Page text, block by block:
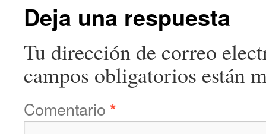
Deja una respuesta
Tu dirección de correo
campos obligatorios están
Comentario *